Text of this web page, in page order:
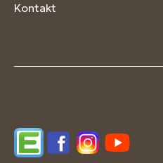
Kontakt
EdupageFacebookInstagram
YouTube